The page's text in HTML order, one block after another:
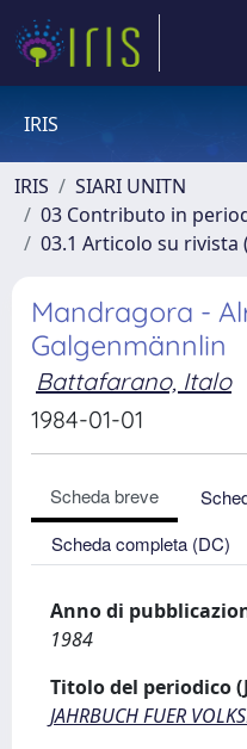
IRIS
IRIS
SIARI UNITN
03 Contributo in
03.1 Articolo su rivista
Mandragora -
Galgenmännlin
Battafarano, Italo
1984-01-01
Scheda breve
Scheda completa (DC)
Anno di
1984
Titolo del periodico
JAHRBUCH FUER